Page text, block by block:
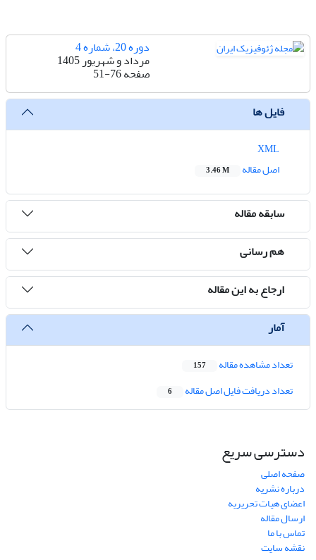
دوره 20، شماره 4
مرداد و شهریور 1405
صفحه51-76
فایل ها
اصل مقاله
3.46 M
سابقه مقاله
هم رسانی
ارجاع به این مقاله
آمار
تعداد مشاهده مقاله 157
تعداد دریافت فایل اصل مقاله 6
دسترسی سریع
صفحه اصلی
درباره نشریه
اعضای هیات تحریریه
ارسال مقاله
تماس با ما
نقشه سایت